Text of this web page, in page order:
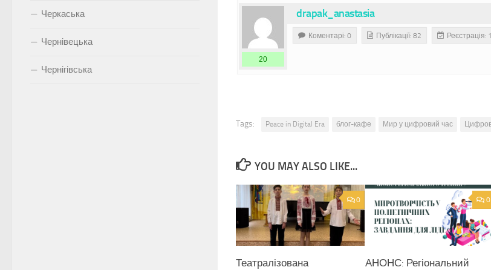
drapak_anastasia
20
Коментарі: 0 Публікації: 82 Реєстрація:
Tags: Peace in Digital Era блог-кафе Мир у цифровий час
YOU MAY ALSO LIKE...
0
Театралізована
0
АНОНС: Регіональний
Черкаська
Чернівецька
Чернігівська